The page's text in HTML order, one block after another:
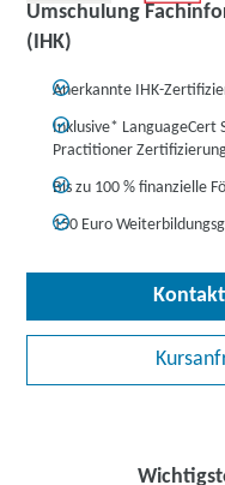
Umschulung
(IHK)
Anerkannte IHK-
Inklusive* LanguageCert
Practitioner
Bis zu 100 % finanzielle
150 Euro